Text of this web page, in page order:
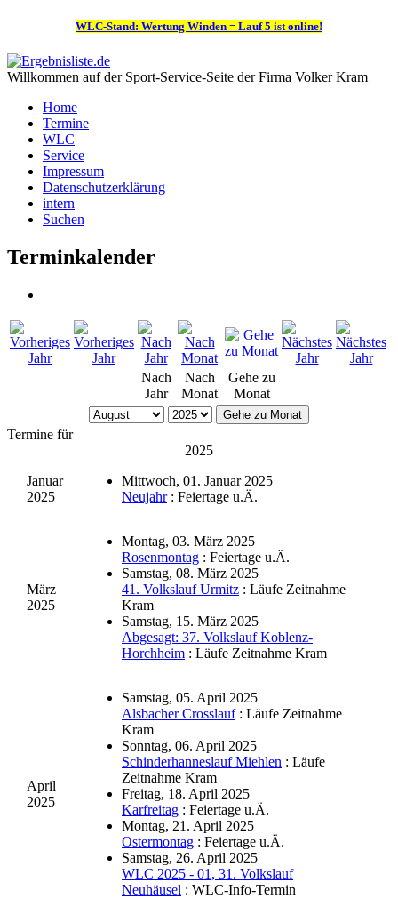
WLC-Stand: Wertung Winden = Lauf 5 ist online!
Willkommen auf der Sport-Service-Seite der Firma Volker Kram
Home
Termine
WLC
Service
Impressum
Datenschutzerklärung
intern
Suchen
Terminkalender
Nach
Jahr
Nach
Monat
Gehe zu
Monat
Gehe zu Monat
Termine für
2025
Januar
2025
Mittwoch, 01. Januar 2025
Neujahr: Feiertage u.Ä.
März
2025
Montag, 03. März 2025
Rosenmontag : Feiertage u.Ä.
Samstag, 08. März 2025
41. Volkslauf Urmitz : Läufe Zeitnahme
Kram
Samstag, 15. März 2025
Abgesagt: 37. Volkslauf Koblenz-
Horchheim : Läufe Zeitnahme Kram
April
2025
Samstag, 05. April 2025
Alsbacher Crosslauf: Läufe Zeitnahme
Kram
Sonntag, 06. April 2025
Schinderhanneslauf Miehlen : Läufe
Zeitnahme Kram
Freitag, 18. April 2025
Karfreitag : Feiertage u.Ä.
Montag, 21. April 2025
Ostermontag : Feiertage u.Ä.
Samstag, 26. April 2025
WLC 2025 - 01, 31. Volkslauf
Neuhäusel : WLC-Info-Termin